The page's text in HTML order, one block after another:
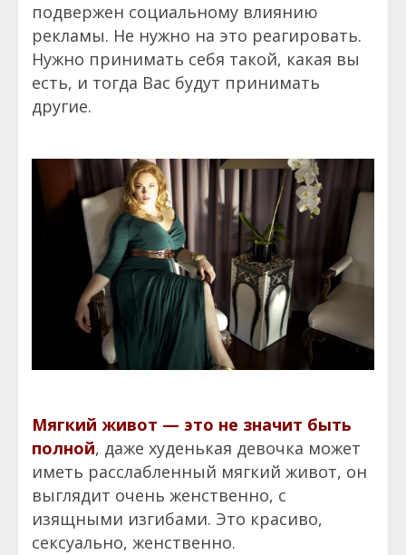
подвержен социальному влиянию
рекламы. Не нужно на это реагировать.
Нужно принимать себя такой, какая вы
есть, и тогда Вас будут принимать
другие.
Мягкий живот — это не значит быть
полной, даже худенькая девочка может
иметь расслабленный мягкий живот, он
выглядит очень женственно, с
изящными изгибами. Это красиво,
сексуально, женственно.